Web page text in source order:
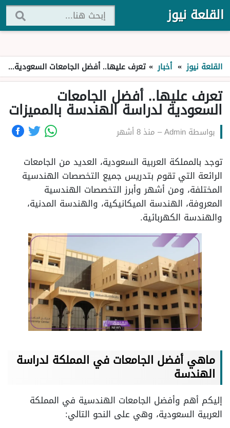
القلعة نيوز
القلعة نيوز » أخبار » تعرف عليها.. أفضل الجامعات السعودية لدراسة الهندسة بالمميزات
تعرف عليها.. أفضل الجامعات
السعودية لدراسة الهندسة بالمميزات
بواسطة Admin
– منذ 8 أشهر
توجد بالمملكة العربية السعودية، العديد من الجامعات
الرائعة التي تقوم بتدريس جميع التخصصات الهندسية
المختلفة، ومن أشهر وأبرز التخصصات الهندسية
المعروفة، الهندسة الميكانيكية، والهندسة المدنية،
والهندسة الكهربائية.
ماهي أفضل الجامعات في المملكة لدراسة
الهندسة
إليكم أهم وأفضل الجامعات الهندسية في المملكة
العربية السعودية، وهي على النحو التالي: